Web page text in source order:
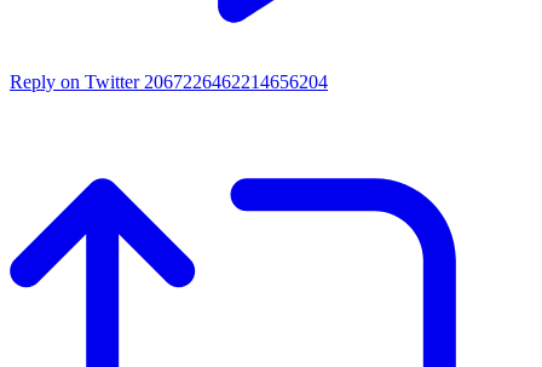
Reply on Twitter 2067226462214656204